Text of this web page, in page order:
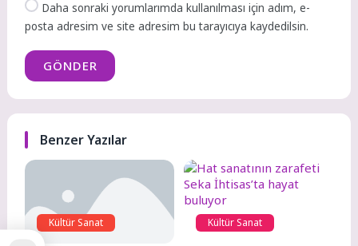
Daha sonraki yorumlarımda kullanılması için adım, e-
posta adresim ve site adresim bu tarayıcıya kaydedilsin.
GÖNDER
Benzer Yazılar
Kültür Sanat Kültür Sanat